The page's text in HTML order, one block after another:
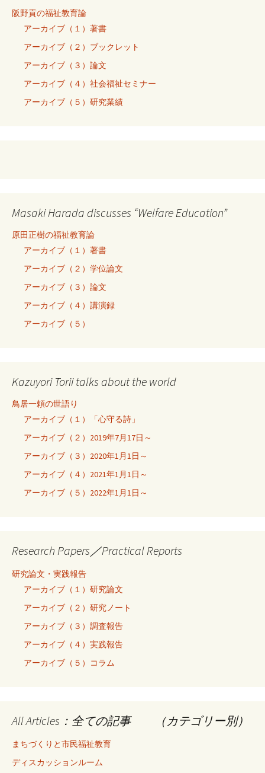
阪野貢の福祉教育論
アーカイブ（１）著書
アーカイブ（２）ブックレット
アーカイブ（３）論文
アーカイブ（４）社会福祉セミナー
アーカイブ（５）研究業績
Masaki Harada discusses “Welfare Education”
原田正樹の福祉教育論
アーカイブ（１）著書
アーカイブ（２）学位論文
アーカイブ（３）論文
アーカイブ（４）講演録
アーカイブ（５）
Kazuyori Torii talks about the world
鳥居一頼の世語り
アーカイブ（１）「心守る詩」
アーカイブ（２）2019年7月17日～
アーカイブ（３）2020年1月1日～
アーカイブ（４）2021年1月1日～
アーカイブ（５）2022年1月1日～
Research Papers／Practical Reports
研究論文・実践報告
アーカイブ（１）研究論文
アーカイブ（２）研究ノート
アーカイブ（３）調査報告
アーカイブ（４）実践報告
アーカイブ（５）コラム
All Articles：全ての記事 （カテゴリー別）
まちづくりと市民福祉教育
ディスカッションルーム